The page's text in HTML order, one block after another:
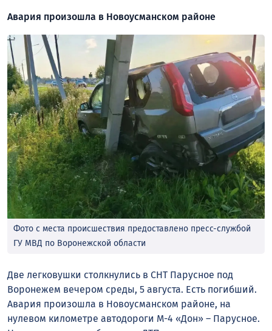
Авария произошла в Новоусманском районе
Фото с места происшествия предоставлено пресс-службой
ГУ МВД по Воронежской области
Две легковушки столкнулись в СНТ Парусное под
Воронежем вечером среды, 5 августа. Есть погибший.
Авария произошла в Новоусманском районе, на
нулевом километре автодороги М-4 «Дон» – Парусное.